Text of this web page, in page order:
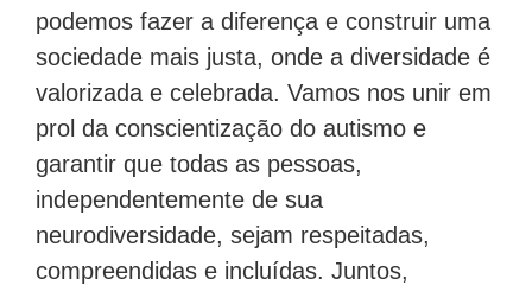
podemos fazer a diferença e construir uma
sociedade mais justa, onde a diversidade é
valorizada e celebrada. Vamos nos unir em
prol da conscientização do autismo e
garantir que todas as pessoas,
independentemente de sua
neurodiversidade, sejam respeitadas,
compreendidas e incluídas. Juntos,